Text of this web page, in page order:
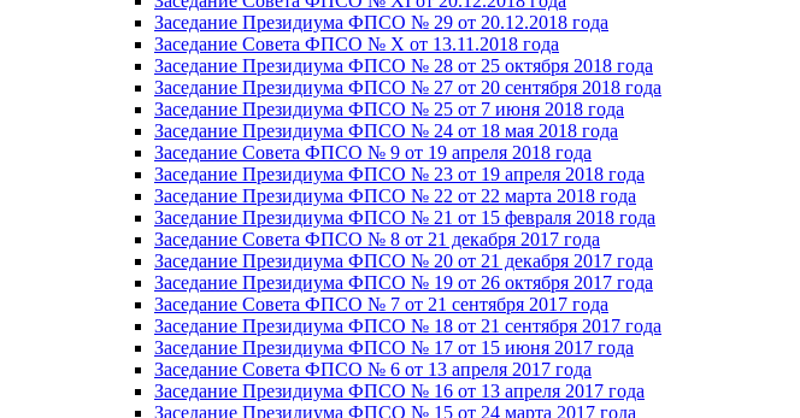
Заседание Президиума ФПСО № 29 от 20.12.2018 года
Заседание Совета ФПСО № X от 13.11.2018 года
Заседание Президиума ФПСО № 28 от 25 октября 2018 года
Заседание Президиума ФПСО № 27 от 20 сентября 2018 года
Заседание Президиума ФПСО № 25 от 7 июня 2018 года
Заседание Президиума ФПСО № 24 от 18 мая 2018 года
Заседание Совета ФПСО № 9 от 19 апреля 2018 года
Заседание Президиума ФПСО № 23 от 19 апреля 2018 года
Заседание Президиума ФПСО № 22 от 22 марта 2018 года
Заседание Президиума ФПСО № 21 от 15 февраля 2018 года
Заседание Совета ФПСО № 8 от 21 декабря 2017 года
Заседание Президиума ФПСО № 20 от 21 декабря 2017 года
Заседание Президиума ФПСО № 19 от 26 октября 2017 года
Заседание Совета ФПСО № 7 от 21 сентября 2017 года
Заседание Президиума ФПСО № 18 от 21 сентября 2017 года
Заседание Президиума ФПСО № 17 от 15 июня 2017 года
Заседание Совета ФПСО № 6 от 13 апреля 2017 года
Заседание Президиума ФПСО № 16 от 13 апреля 2017 года
Заседание Президиума ФПСО № 15 от 24 марта 2017 года